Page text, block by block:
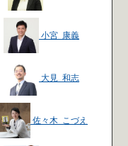
小宮 康義
大見 和志
佐々木 こづえ